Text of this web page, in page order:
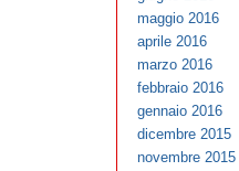
maggio 2016
aprile 2016
marzo 2016
febbraio 2016
gennaio 2016
dicembre 2015
novembre 2015